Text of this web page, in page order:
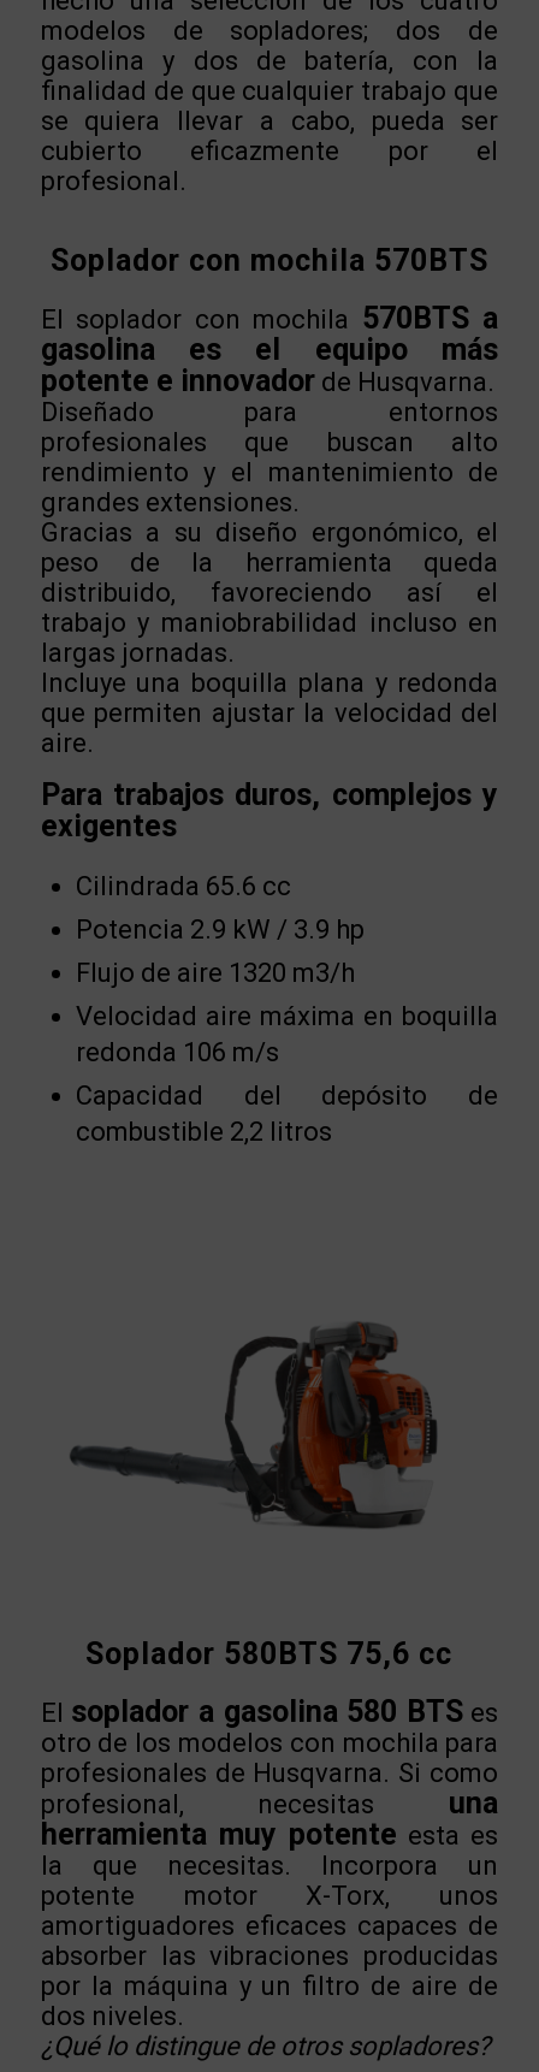
modelos de sopladores; dos de
gasolina y dos de batería, con la
finalidad de que cualquier trabajo que
se quiera llevar a cabo, pueda ser
cubierto eficazmente por el
profesional.
Soplador con mochila 570BTS
El soplador con mochila 570BTS a
gasolina es el equipo más
potente e innovadorde Husqvarna.
Diseñado para entornos
profesionales que buscan alto
rendimiento y el mantenimiento de
grandes extensiones.
Gracias a su diseño ergonómico, el
peso de la herramienta queda
distribuido, favoreciendo así el
trabajo y maniobrabilidad incluso en
largas jornadas.
Incluye una boquilla plana y redonda
que permiten ajustar la velocidad del
aire.
Para trabajos duros, complejos y
exigentes
Cilindrada 65.6 cc
Potencia 2.9 kW / 3.9 hp
Flujo de aire 1320 m3/h
Velocidad aire máxima en boquilla
redonda 106 m/s
Capacidad del depósito de
combustible 2,2 litros
Soplador 580BTS 75,6 cc
El soplador a gasolina 580 BTSes
otro de los modelos con mochila para
profesionales de Husqvarna. Si como
profesional, necesitas una
herramienta muy potente esta es
la que necesitas. Incorpora un
potente motor X-Torx, unos
amortiguadores eficaces capaces de
absorber las vibraciones producidas
por la máquina y un filtro de aire de
dos niveles.
¿Qué lo distingue de otros sopladores?